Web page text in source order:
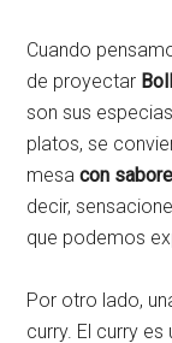
Cuando
de proyectar
son sus
platos, se
mesacon
decir,
que podemos
Por otro lado,
curry. El curry